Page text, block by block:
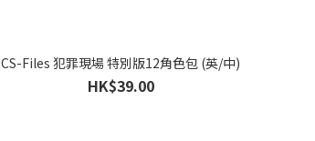
CS-Files 犯罪現場 特別版12角色包 (英/中)
HK$39.00